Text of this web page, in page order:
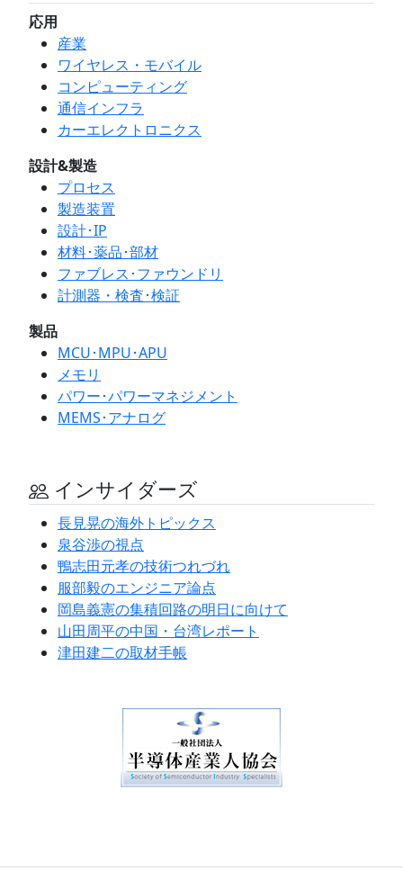
応用
産業
ワイヤレス・モバイル
コンピューティング
通信インフラ
カーエレクトロニクス
設計&製造
プロセス
製造装置
設計･IP
材料･薬品･部材
ファブレス･ファウンドリ
計測器・検査･検証
製品
MCU･MPU･APU
メモリ
パワー･パワーマネジメント
MEMS･アナログ
インサイダーズ
長見晃の海外トピックス
泉谷渉の視点
鴨志田元孝の技術つれづれ
服部毅のエンジニア論点
岡島義憲の集積回路の明日に向けて
山田周平の中国・台湾レポート
津田建二の取材手帳